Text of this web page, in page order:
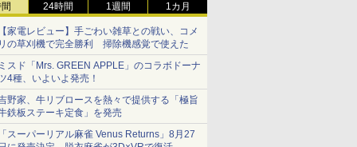
24時間 1週間 1カ月
家電レビュー】手ごわい雑草との戦い、コメ
の草刈機で完全勝利 掃除機感覚で使えた
スド「Mrs. GREEN APPLE」のコラボドーナ
4種、いよいよ発売！
野家、牛リブロースを熱々で提供する「極旨
鉄板ステーキ定食」を発売
スーパーリアル麻雀 Venus Returns」8月27